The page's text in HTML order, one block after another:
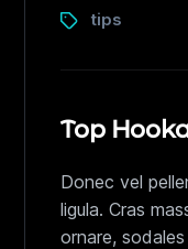
tips
Top
Donec vel
ligula. Cras
ornare,